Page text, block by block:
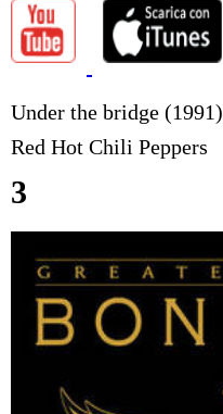
Under the bridge (1991)
Red Hot Chili Peppers
3